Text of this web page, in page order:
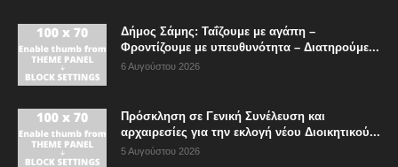
Δήμος Σάμης: Ταΐζουμε με αγάπη –
Φροντίζουμε με υπευθυνότητα – Διατηρούμε...
6 Αυγούστου 2026
Πρόσκληση σε Γενική Συνέλευση και
αρχαιρεσίες για την εκλογή νέου Διοικητικού...
5 Αυγούστου 2026